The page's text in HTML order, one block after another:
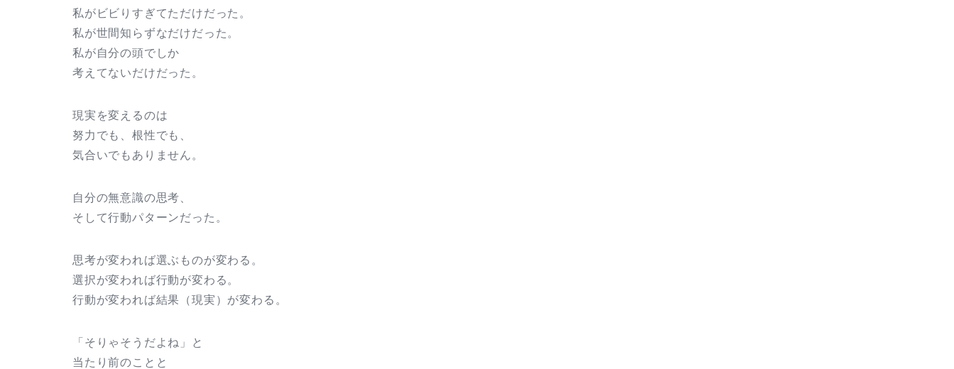
私がビビりすぎてただけだった。
私が世間知らずなだけだった。
私が自分の頭でしか
考えてないだけだった。
現実を変えるのは
努力でも、根性でも、
気合いでもありません。
自分の無意識の思考、
そして行動パターンだった。
思考が変われば選ぶものが変わる。
選択が変われば行動が変わる。
行動が変われば結果（現実）が変わる。
「そりゃそうだよね」と
当たり前のことと